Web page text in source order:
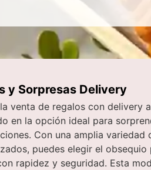
y Sorpresas Delivery
venta de regalos con delivery
en la opción ideal para
Con una amplia variedad
puedes elegir el
rapidez y seguridad. Esta